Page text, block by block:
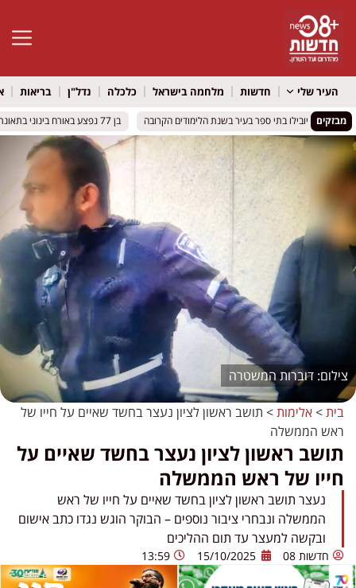
פתח
העיר שלי חדשות מלחמה בישראל כלכלה נדל"ן בריאות
מבזקיםיובילו בתי ספר בעיר בשנת הלימודים הקרובה
יובילו בתי ספר בעיר בשנת הלימודים הקרובה
דוברות המשטרה
בית>אלימות> תושב ראשון לציון נעצר בחשד שאיים על חייו של
ראש הממשלה
תושב ראשון לציון נעצר בחשד שאיים על
חייו של ראש הממשלה
נעצר תושב ראשון לציון בחשד שאיים על חייו של ראש
הממשלה ונבחרי ציבור נוספים – הבוקר הוגש נגדו כתב אישום
ובקשה למעצר עד תום ההליכים
חדשות 08 15/10/2025
13:59